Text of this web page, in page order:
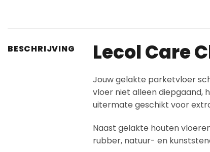
BESCHRIJVING Lecol Care
Jouw gelakte parketvloer
vloer niet alleen diepgaand,
uitermate geschikt voor
Naast gelakte houten
rubber, natuur- en